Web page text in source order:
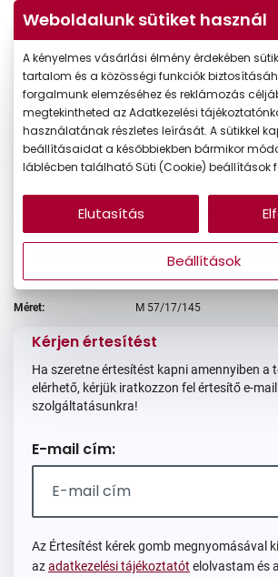
Ár: 22.990 Ft
A feltűntetett ár a szemüvegkeretre
Méret: M 57/17/145
Kérjen értesítést
Ha szeretne értesítést kapni amennyiben a
elérhető, kérjük iratkozzon fel értesítő e-mail
szolgáltatásunkra!
E-mail cím:
Az Értesítést kérek gomb megnyomásával
azadatkezelési tájékoztatót elolvastam és
Weboldalunk sütiket használ
A kényelmes vásárlási élmény érdekében
tartalom és a közösségi funkciók
forgalmunk elemzéséhez és reklámozás
megtekintheted az Adatkezelési
használatának részletes leírását. A sütikkel
beállításaidat a későbbiekben bármikor
láblécben található Süti (Cookie) beállítások
Beállítások
Elutasítás